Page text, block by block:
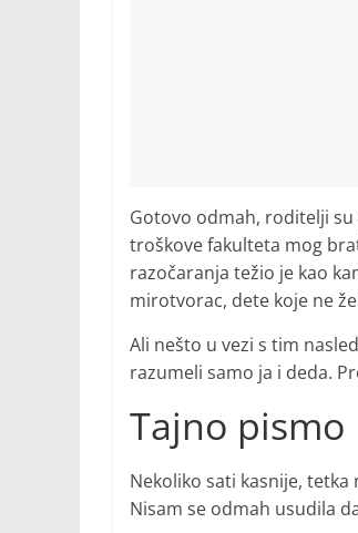
Gotovo odmah, roditelji
troškove fakulteta mog
razočaranja težio je kao
mirotvorac, dete koje ne
Ali nešto u vezi s tim
razumeli samo ja i deda.
Tajno pismo
Nekoliko sati kasnije,
Nisam se odmah usudila